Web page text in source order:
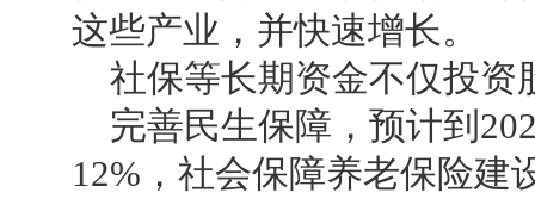
这些产业，并快速增长。
社保等长期资金不仅投资
完善民生保障，预计到
12%，社会保障养老保险建